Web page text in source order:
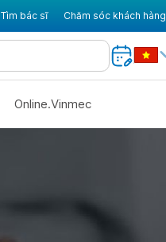
Tìm bác sĩ Chăm sóc khách hàng
Online.Vinmec